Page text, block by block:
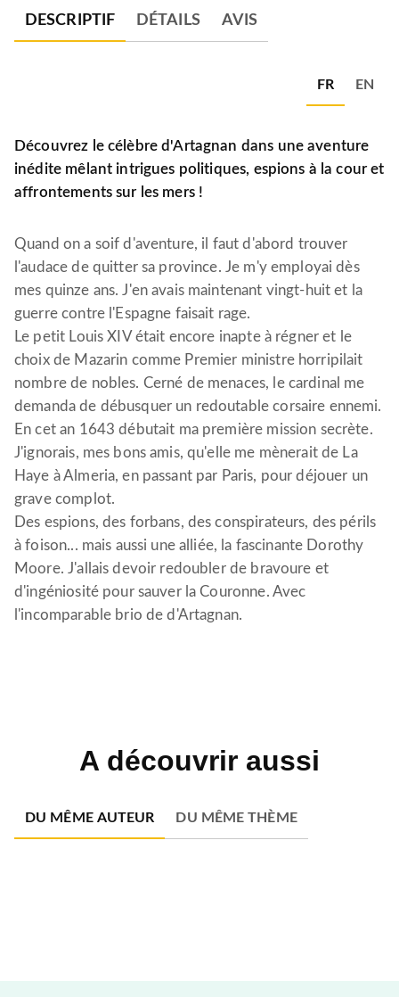
DESCRIPTIF DÉTAILS AVIS
FR EN
Découvrez le célèbre d'Artagnan dans une aventure
inédite mêlant intrigues politiques, espions à la cour et
affrontements sur les mers !
Quand on a soif d'aventure, il faut d'abord trouver
l'audace de quitter sa province. Je m'y employai dès
mes quinze ans. J'en avais maintenant vingt-huit et la
guerre contre l'Espagne faisait rage.
Le petit Louis XIV était encore inapte à régner et le
choix de Mazarin comme Premier ministre horripilait
nombre de nobles. Cerné de menaces, le cardinal me
demanda de débusquer un redoutable corsaire ennemi.
En cet an 1643 débutait ma première mission secrète.
J'ignorais, mes bons amis, qu'elle me mènerait de La
Haye à Almeria, en passant par Paris, pour déjouer un
grave complot.
Des espions, des forbans, des conspirateurs, des périls
à foison... mais aussi une alliée, la fascinante Dorothy
Moore. J'allais devoir redoubler de bravoure et
d'ingéniosité pour sauver la Couronne. Avec
l'incomparable brio de d'Artagnan.
A découvrir aussi
DU MÊME AUTEUR DU MÊME THÈME